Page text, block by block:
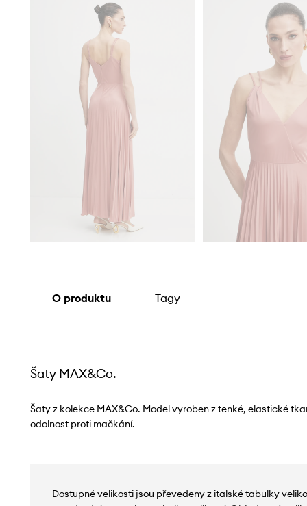
O produktu Tagy
Šaty MAX&Co.
Šaty z kolekce MAX&Co. Model vyroben z tenké, elastické
odolnost proti mačkání.
Dostupné velikosti jsou převedeny z italské tabulky